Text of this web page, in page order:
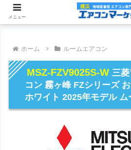
ホーム ルームエアコン
MSZ-FZV9025S-W 三
コン 霧ヶ峰 FZシリーズ
ホワイト 2025年モデル
メニュー